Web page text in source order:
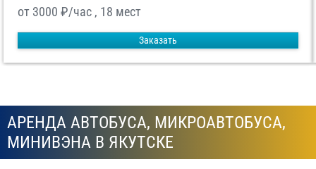
от 3000 ₽/час , 18 мест
Заказать
АРЕНДА АВТОБУСА, МИКРОАВТОБУСА,
МИНИВЭНА В ЯКУТСКЕ